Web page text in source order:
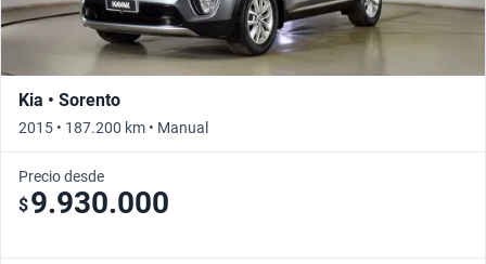
Kia • Sorento
2015 • 187.200 km • Manual
Precio desde
$9.930.000